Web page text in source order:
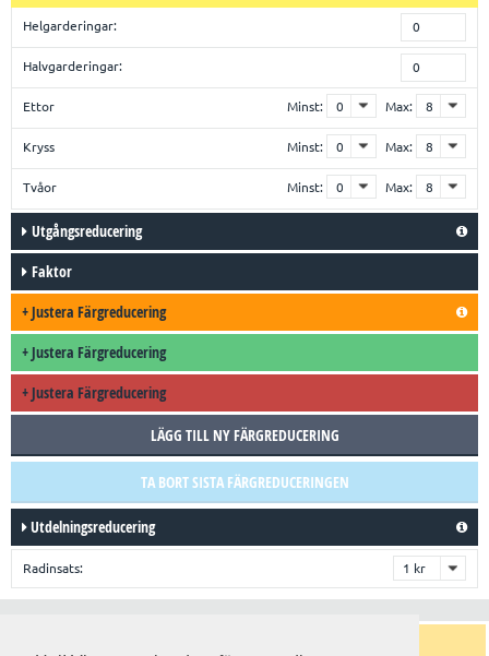
Helgarderingar: 0
Halvgarderingar: 0
Ettor Minst: Max:
Kryss Minst: Max:
Tvåor Minst: Max:
Utgångsreducering
Faktor
+Justera Färgreducering
+ Justera Färgreducering
+ Justera Färgreducering
LÄGG TILL NY FÄRGREDUCERING
TA BORT SISTA FÄRGREDUCERINGEN
Utdelningsreducering
Radinsats: